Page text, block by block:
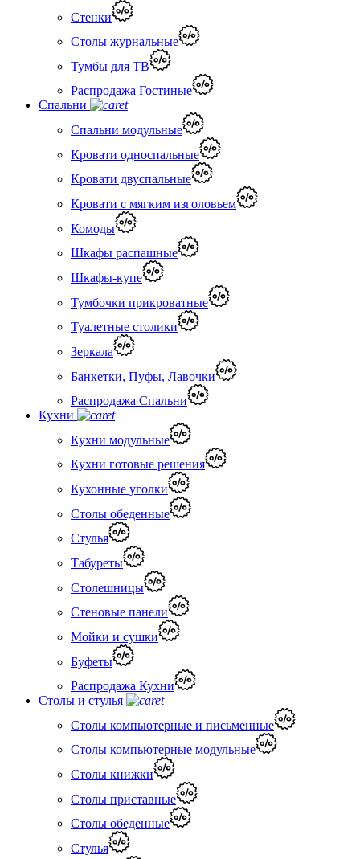
Стенки
Столы журнальные
Тумбы для ТВ
Распродажа Гостиные
Спальни
Спальни модульные
Кровати односпальные
Кровати двуспальные
Кровати с мягким изголовьем
Комоды
Шкафы распашные
Шкафы-купе
Тумбочки прикроватные
Туалетные столики
Зеркала
Банкетки, Пуфы, Лавочки
Распродажа Спальни
Кухни
Кухни модульные
Кухни готовые решения
Кухонные уголки
Столы обеденные
Стулья
Табуреты
Столешницы
Стеновые панели
Мойки и сушки
Буфеты
Распродажа Кухни
Столы и стулья
Столы компьютерные и письменные
Столы компьютерные модульные
Столы книжки
Столы приставные
Столы обеденные
Стулья